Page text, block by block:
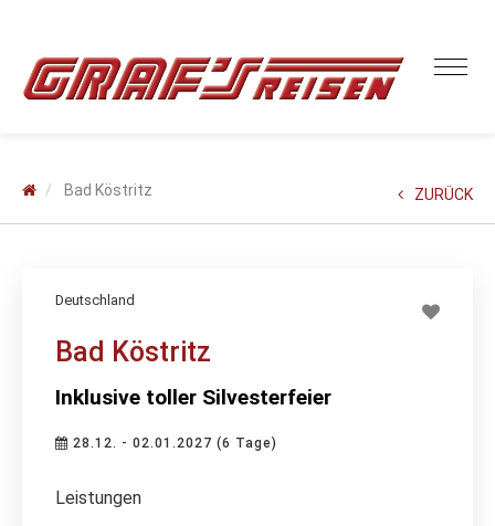
Bad Köstritz ZURÜCK
Deutschland
Bad Köstritz
Inklusive toller Silvesterfeier
28.12. - 02.01.2027 (6 Tage)
Leistungen